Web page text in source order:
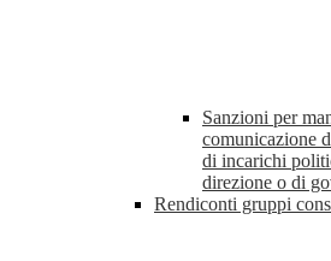
Sanzioni per
comunicazione
di incarichi
direzione o di
Rendiconti gruppi